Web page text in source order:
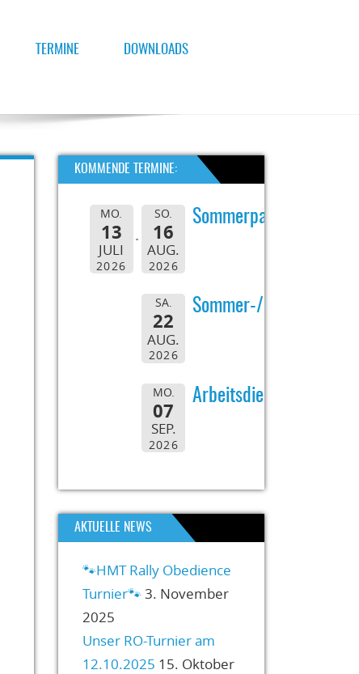
TERMINE DOWNLOADS
KOMMENDE TERMINE:
MO.
13
JULI
2026
SO.
16
AUG.
2026
Sommerpause
SA.
22
AUG.
2026
Sommer-/Grillfest
MO.
07
SEP.
2026
Arbeitsdienst
AKTUELLE NEWS
🐾HMT Rally Obedience
Turnier🐾 3. November
2025
Unser RO-Turnier am
12.10.2025 15. Oktober